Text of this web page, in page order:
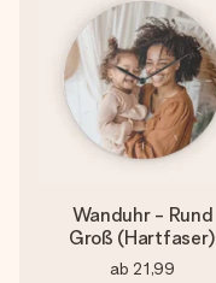
Wanduhr - Rund
Groß (Hartfaser)
ab 21,99